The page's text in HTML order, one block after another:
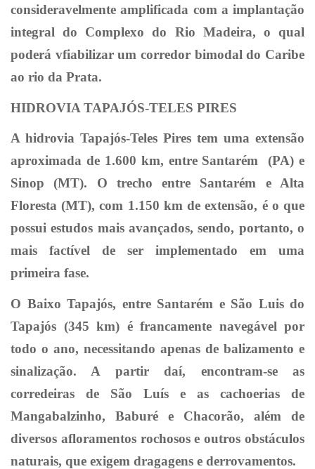
consideravelmente amplificada com a implantação
integral do Complexo do Rio Madeira, o qual
poderá vfiabilizar um corredor bimodal do Caribe
ao rio da Prata.
HIDROVIA TAPAJÓS-TELES PIRES
A hidrovia Tapajós-Teles Pires tem uma extensão
aproximada de 1.600 km, entre Santarém (PA) e
Sinop (MT). O trecho entre Santarém e Alta
Floresta (MT), com 1.150 km de extensão, é o que
possui estudos mais avançados, sendo, portanto, o
mais factível de ser implementado em uma
primeira fase.
O Baixo Tapajós, entre Santarém e São Luis do
Tapajós (345 km) é francamente navegável por
todo o ano, necessitando apenas de balizamento e
sinalização. A partir daí, encontram-se as
corredeiras de São Luís e as cachoerias de
Mangabalzinho, Baburé e Chacorão, além de
diversos afloramentos rochosos e outros obstáculos
naturais, que exigem dragagens e derrovamentos.